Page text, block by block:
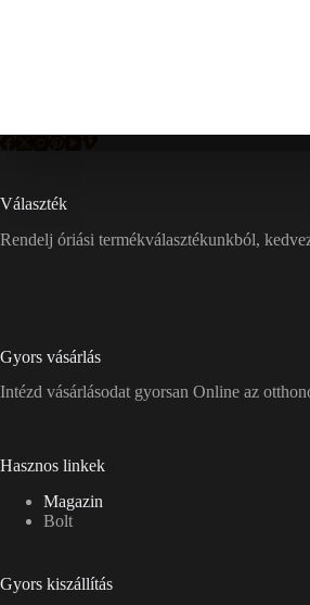
Választék
Rendelj óriási termékválasztékunkból,
Gyors vásárlás
Intézd vásárlásodat gyorsan Online az
Hasznos linkek
Magazin
Bolt
Gyors kiszállítás